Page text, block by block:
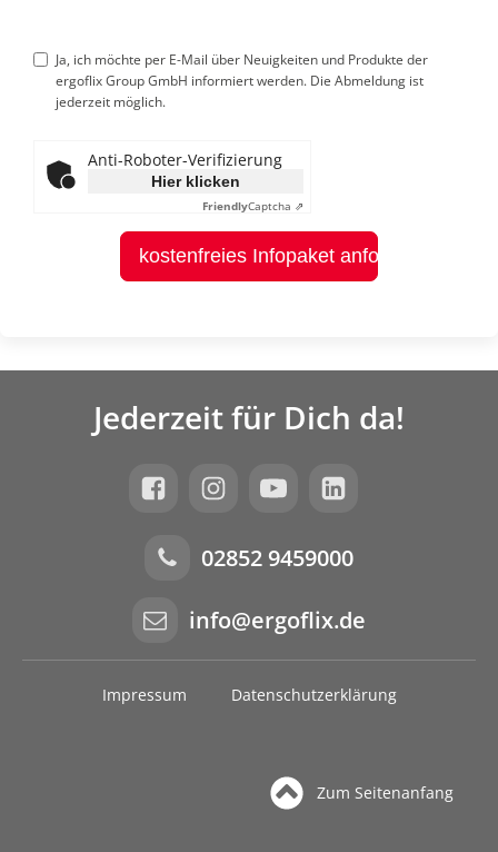
Ja, ich möchte per E-Mail über Neuigkeiten und Produkte der
ergoflix Group GmbH informiert werden. Die Abmeldung ist
jederzeit möglich.
Anti-Roboter-Verifizierung
Hier klicken
FriendlyCaptcha ⇗
kostenfreies Infopaket anfordern
Jederzeit für Dich da!
02852 9459000
info@ergoflix.de
Impressum Datenschutzerklärung
Zum Seitenanfang